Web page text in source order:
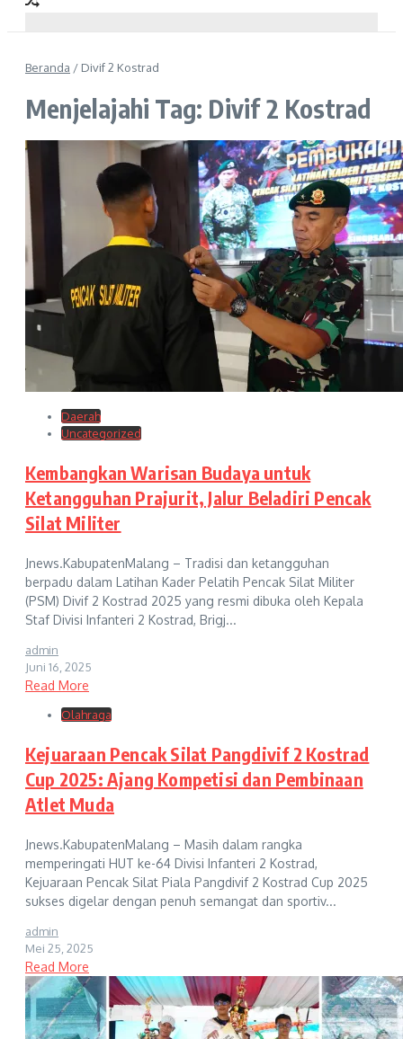
Beranda / Divif 2 Kostrad
Menjelajahi Tag: Divif 2 Kostrad
Daerah
Uncategorized
Kembangkan Warisan Budaya untuk
Ketangguhan Prajurit, Jalur Beladiri Pencak
Silat Militer
Jnews.KabupatenMalang – Tradisi dan ketangguhan
berpadu dalam Latihan Kader Pelatih Pencak Silat Militer
(PSM) Divif 2 Kostrad 2025 yang resmi dibuka oleh Kepala
Staf Divisi Infanteri 2 Kostrad, Brigj...
admin
Juni 16, 2025
Read More
Olahraga
Kejuaraan Pencak Silat Pangdivif 2 Kostrad
Cup 2025: Ajang Kompetisi dan Pembinaan
Atlet Muda
Jnews.KabupatenMalang – Masih dalam rangka
memperingati HUT ke-64 Divisi Infanteri 2 Kostrad,
Kejuaraan Pencak Silat Piala Pangdivif 2 Kostrad Cup 2025
sukses digelar dengan penuh semangat dan sportiv...
admin
Mei 25, 2025
Read More